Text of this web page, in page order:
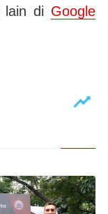
lain di Google